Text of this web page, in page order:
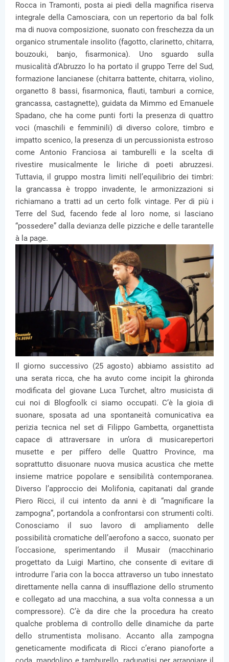
Rocca in Tramonti, posta ai piedi della magnifica riserva
integrale della Camosciara, con un repertorio da bal folk
ma di nuova composizione, suonato con freschezza da un
organico strumentale insolito (fagotto, clarinetto, chitarra,
bouzouki, banjo, fisarmonica). Uno sguardo sulla
musicalità d’Abruzzo lo ha portato il gruppo Terre del Sud,
formazione lancianese (chitarra battente, chitarra, violino,
organetto 8 bassi, fisarmonica, flauti, tamburi a cornice,
grancassa, castagnette), guidata da Mimmo ed Emanuele
Spadano, che ha come punti forti la presenza di quattro
voci (maschili e femminili) di diverso colore, timbro e
impatto scenico, la presenza di un percussionista estroso
come Antonio Franciosa ai tamburelli e la scelta di
rivestire musicalmente le liriche di poeti abruzzesi.
Tuttavia, il gruppo mostra limiti nell’equilibrio dei timbri:
la grancassa è troppo invadente, le armonizzazioni si
richiamano a tratti ad un certo folk vintage. Per di più i
Terre del Sud, facendo fede al loro nome, si lasciano
“possedere” dalla devianza delle pizziche e delle tarantelle
à la page.
Il giorno successivo (25 agosto) abbiamo assistito ad
una serata ricca, che ha avuto come incipit la ghironda
modificata del giovane Luca Turchet, altro musicista di
cui noi di Blogfoolk ci siamo occupati. C’è la gioia di
suonare, sposata ad una spontaneità comunicativa ea
perizia tecnica nel set di Filippo Gambetta, organettista
capace di attraversare in un’ora di musicarepertori
musette e per piffero delle Quattro Province, ma
soprattutto disuonare nuova musica acustica che mette
insieme matrice popolare e sensibilità contemporanea.
Diverso l’approccio dei Molifonia, capitanati dal grande
Piero Ricci, il cui intento da anni è di “magnificare la
zampogna”, portandola a confrontarsi con strumenti colti.
Conosciamo il suo lavoro di ampliamento delle
possibilità cromatiche dell’aerofono a sacco, suonato per
l’occasione, sperimentando il Musair (macchinario
progettato da Luigi Martino, che consente di evitare di
introdurre l’aria con la bocca attraverso un tubo innestato
direttamente nella canna di insufflazione dello strumento
e collegato ad una macchina, a sua volta connessa a un
compressore). C’è da dire che la procedura ha creato
qualche problema di controllo delle dinamiche da parte
dello strumentista molisano. Accanto alla zampogna
geneticamente modificata di Ricci c’erano pianoforte a